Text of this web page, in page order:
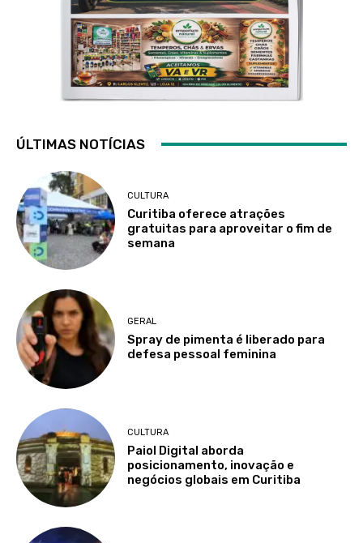
ÚLTIMAS NOTÍCIAS
CULTURA
Curitiba oferece atrações
gratuitas para aproveitar o fim de
semana
GERAL
Spray de pimenta é liberado para
defesa pessoal feminina
CULTURA
Paiol Digital aborda
posicionamento, inovação e
negócios globais em Curitiba